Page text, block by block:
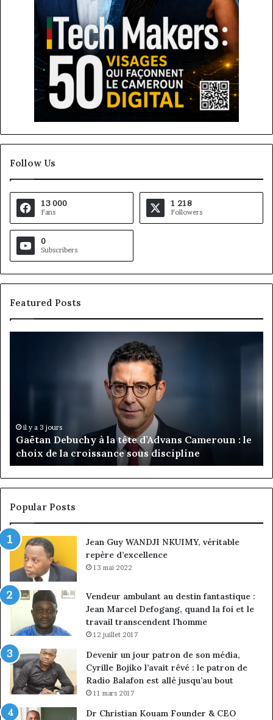
Follow Us
13 000
Fans
1 218
Followers
0
Subscribers
Featured Posts
passe
de
l’expérience
client
à
la
conquête
marché
des
entreprises
MTN Business : Marie-Rose Daya Tchangoum
passe de l’expérience client à la conquête du
marché des entreprises
Popular Posts
Jean Guy WANDJI NKUIMY, véritable
repère d’excellence
13 mai 2022
Vendeur ambulant au destin fantastique :
Jean Marcel Defogang, quand la foi et le
travail transcendent l’homme
12 juillet 2017
Devenir un jour patron de son média,
Cyrille Bojiko l’avait rêvé : le patron de
Radio Balafon est allé jusqu’au bout
11 mars 2017
Dr Christian Kouam Founder & CEO